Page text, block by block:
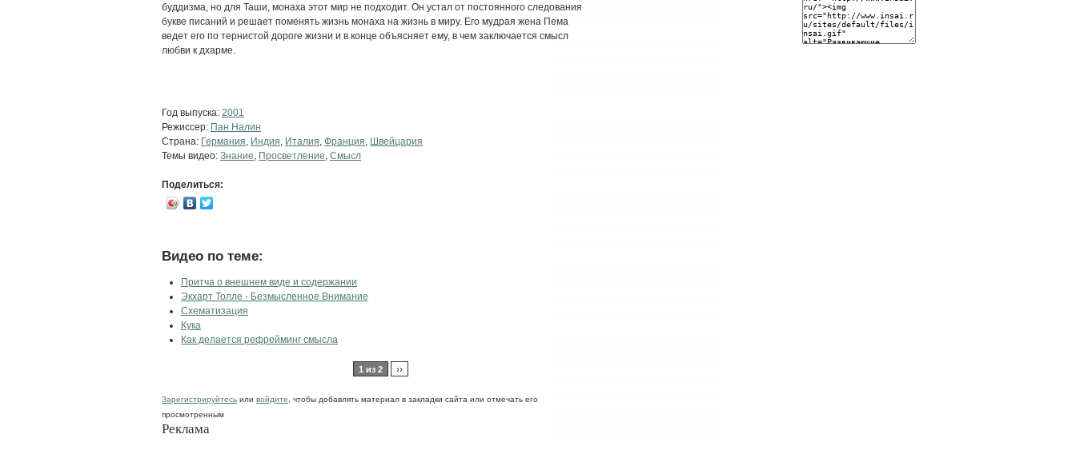
буддизма, но для Таши, монаха этот мир не подходит. Он устал от постоянного следования
букве писаний и решает поменять жизнь монаха на жизнь в миру. Его мудрая жена Пема
ведет его по тернистой дороге жизни и в конце объясняет ему, в чем заключается смысл
любви к дхарме.
Год выпуска: 2001
Режиссер: Пан Налин
Страна: Германия Индия Италия Франция Швейцария
Темы видео: Знание Просветление Смысл
Поделиться:
Видео по теме:
Притча о внешнем виде и содержании
Экхарт Толле - Безмысленное Внимание
Схематизация
Кука
Как делается рефрейминг смысла
1 из 2 ››
Зарегистрируйтесь или войдите , чтобы добавлять материал в закладки сайта или отмечать его
просмотренным
Реклама